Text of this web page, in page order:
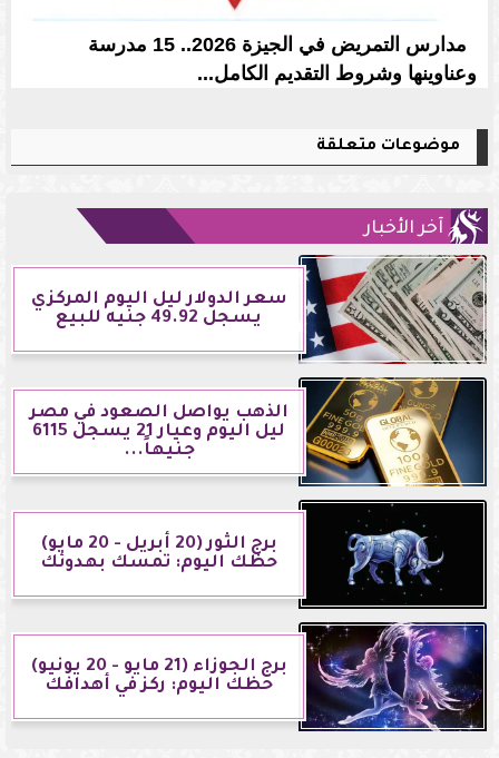
مدارس التمريض في الجيزة 2026.. 15 مدرسة
وعناوينها وشروط التقديم الكامل...
موضوعات متعلقة
آخر الأخبار
سعر الدولار ليل اليوم المركزي
يسجل 49.92 جنيه للبيع
الذهب يواصل الصعود في مصر
ليل اليوم وعيار 21 يسجل 6115
جنيهاً...
برج الثور (20 أبريل - 20 مايو)
حظك اليوم: تمسك بهدوئك
برج الجوزاء (21 مايو - 20 يونيو)
حظك اليوم: ركز في أهدافك